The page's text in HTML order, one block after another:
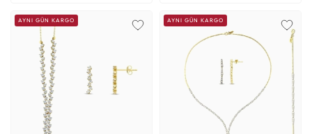
AYNI GÜN KARGO AYNI GÜN KARGO